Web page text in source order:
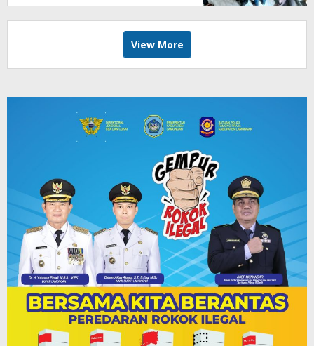
View More